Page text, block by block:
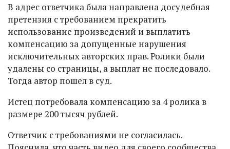
В адрес ответчика была направлена досудебная
претензия с требованием прекратить
использование произведений и выплатить
компенсацию за допущенные нарушения
исключительных авторских прав. Ролики были
удалены со страницы, а выплат не последовало.
Тогда автор пошел в суд.
Истец потребовала компенсацию за 4 ролика в
размере 200 тысяч рублей.
Ответчик с требованиями не согласилась.